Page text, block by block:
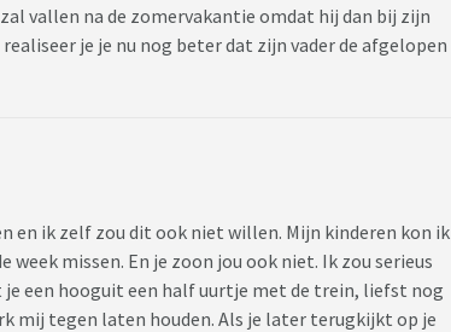
vallen na de zomervakantie omdat hij dan bij zijn
je je nu nog beter dat zijn vader de afgelopen
en ik zelf zou dit ook niet willen. Mijn kinderen kon ik
missen. En je zoon jou ook niet. Ik zou serieus
een hooguit een half uurtje met de trein, liefst nog
mij tegen laten houden. Als je later terugkijkt op je